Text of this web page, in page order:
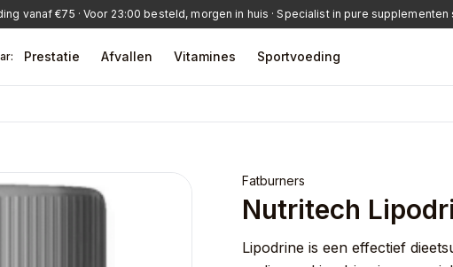
vanaf €75 · Voor 23:00 besteld, morgen in huis · Specialist in pure supplementen
Prestatie Afvallen Vitamines Sportvoeding
Fatburners
Nutritech
Lipodrine is een effectief